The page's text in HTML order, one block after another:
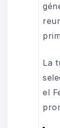
La
el